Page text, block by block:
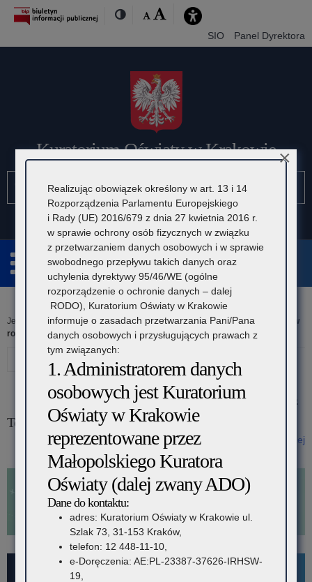
Przejdź
Przejdź
Dostępność
KontrastRozmiar
Domyślna
Wielka
SIO Panel Dyrektora
Kuratorium Oświaty w Krakowie
wymagane.
Wpisz
znaki.
Rozwiń
Jesteś tutaj:Strona główna »Rodzice i Uczniowie »Olimpiady »Olimpiady w
roku szkolnym 2022/2023
Drukuj
Kategoria:
Olimpiady
roku
szkolnym
2022/2023
6 września 2022
Terminy olimpiad w roku szkolnym 2022/2023
Czytaj więcej
o: Terminy olimpiad w roku szkolnym 2022/2023
For Foreigners
Realizując obowiązek określony w art. 13 i 14
Rozporządzenia Parlamentu Europejskiego
i Rady (UE) 2016/679 z dnia 27 kwietnia 2016 r.
w sprawie ochrony osób fizycznych w związku
z przetwarzaniem danych osobowych i w sprawie
swobodnego przepływu takich danych oraz
uchylenia dyrektywy 95/46/WE (ogólne
rozporządzenie o ochronie danych – dalej
RODO), Kuratorium Oświaty w Krakowie
informuje o zasadach przetwarzania Pani/Pana
danych osobowych i przysługujących prawach z
tym związanych:
1. Administratorem danych
osobowych jest Kuratorium
Oświaty w Krakowie
reprezentowane przez
Małopolskiego Kuratora
Oświaty (dalej zwany ADO)
Dane do kontaktu:
adres: Kuratorium Oświaty w Krakowie ul.
Szlak 73, 31-153 Kraków,
telefon: 12 448-11-10,
e-Doręczenia: AE:PL-23387-37626-IRHSW-
19,
×